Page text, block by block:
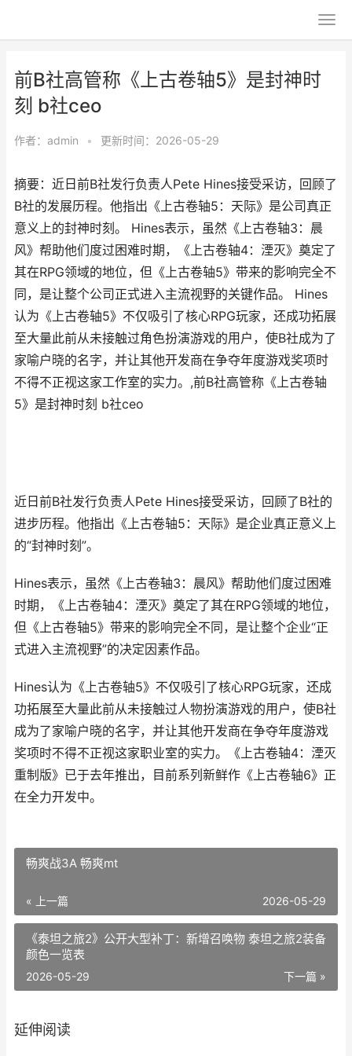
前B社高管称《上古卷轴5》是封神时
刻 b社ceo
作者： admin • 更新时间：2026-05-29
摘要：近日前B社发行负责人Pete Hines接受采访，回顾了
B社的发展历程。他指出《上古卷轴5：天际》是公司真正
意义上的封神时刻。 Hines表示，虽然《上古卷轴3：晨
风》帮助他们度过困难时期，《上古卷轴4：湮灭》奠定了
其在RPG领域的地位，但《上古卷轴5》带来的影响完全不
同，是让整个公司正式进入主流视野的关键作品。 Hines
认为《上古卷轴5》不仅吸引了核心RPG玩家，还成功拓展
至大量此前从未接触过角色扮演游戏的用户，使B社成为了
家喻户晓的名字，并让其他开发商在争夺年度游戏奖项时
不得不正视这家工作室的实力。,前B社高管称《上古卷轴
5》是封神时刻 b社ceo
近日前B社发行负责人Pete Hines接受采访，回顾了B社的
进步历程。他指出《上古卷轴5：天际》是企业真正意义上
的“封神时刻”。
Hines表示，虽然《上古卷轴3：晨风》帮助他们度过困难
时期，《上古卷轴4：湮灭》奠定了其在RPG领域的地位，
但《上古卷轴5》带来的影响完全不同，是让整个企业“正
式进入主流视野”的决定因素作品。
Hines认为《上古卷轴5》不仅吸引了核心RPG玩家，还成
功拓展至大量此前从未接触过人物扮演游戏的用户，使B社
成为了家喻户晓的名字，并让其他开发商在争夺年度游戏
奖项时不得不正视这家职业室的实力。《上古卷轴4：湮灭
重制版》已于去年推出，目前系列新鲜作《上古卷轴6》正
在全力开发中。
畅爽战3A 畅爽mt
« 上一篇 2026-05-29
《泰坦之旅2》公开大型补丁：新增召唤物 泰坦之旅2装备
颜色一览表
下一篇 »
2026-05-29
延伸阅读